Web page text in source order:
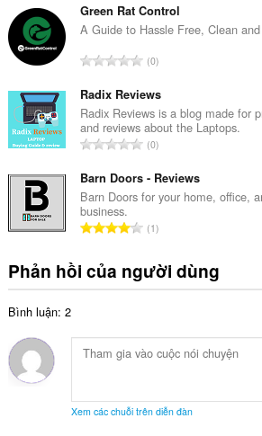
ế
p
h
ạ
n
g
:
n
g
ố
ế
p
h
ạ
n
g
Green Rat Control
A Guide to Hassle Free, Clean
T
n
g
s
ố
ế
p
h
ạ
g
:
0
Radix Reviews
Radix Reviews is a blog made for
and reviews about the Laptops.
T
n
g
ố
ế
p
n
g
0
Barn Doors - Reviews
Barn Doors for your home, office,
business.
T
g
x
ế
ạ
1
Phản hồi của người dùng
Bình luận: 2
Xem các chuỗi trên diễn đàn